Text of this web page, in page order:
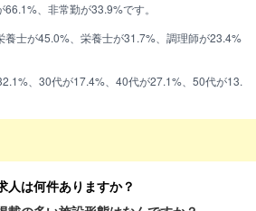
、非常勤が33.9%です。
養士が45.0%、栄養士が31.7%、調理師が23.4%
、30代が17.4%、40代が27.1%、50代が13.
人は何件ありますか？